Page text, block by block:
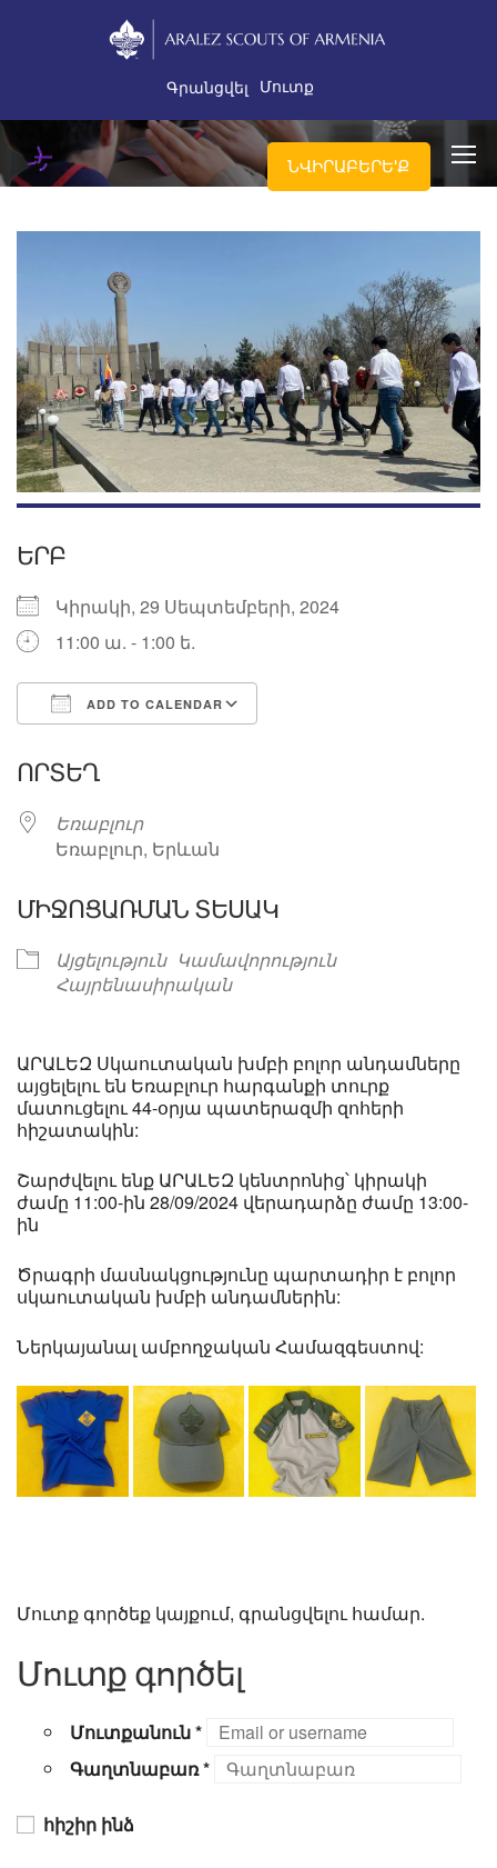
Գրանցվել Մուտք
ՆՎԻՐԱԲԵՐԵ'Ք
ԵՐԲ
Կիրակի, 29 Սեպտեմբերի, 2024
11:00 ա. - 1:00 ե.
ADD TO CALENDAR
ՈՐՏԵՂ
Եռաբլուր
Եռաբլուր, Երևան
ՄԻՋՈՑԱՌՄԱՆ ՏԵՍԱԿ
Այցելություն
Կամավորություն
Հայրենասիրական
ԱՐԱԼԵԶ Սկաուտական խմբի բոլոր անդամները
այցելելու են Եռաբլուր հարգանքի տուրք
մատուցելու 44-օրյա պատերազմի զոհերի
հիշատակին:
Շարժվելու ենք ԱՐԱԼԵԶ կենտրոնից՝ կիրակի
ժամը 11:00-ին 28/09/2024 վերադարձը ժամը 13:00-
ին
Ծրագրի մասնակցությունը պարտադիր է բոլոր
սկաուտական խմբի անդամներին:
Ներկայանալ ամբողջական Համազգեստով:
Մուտք գործեք կայքում, գրանցվելու համար.
Մուտք գործել
Մուտքանուն*
Գաղտնաբառ*
հիշիր ինձ